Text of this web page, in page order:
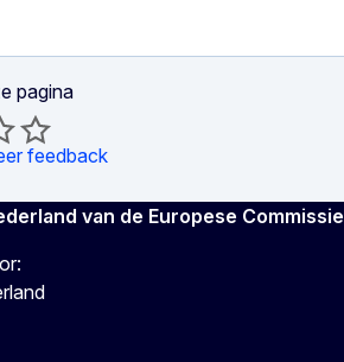
pagina
feedback
van de Europese Commissie